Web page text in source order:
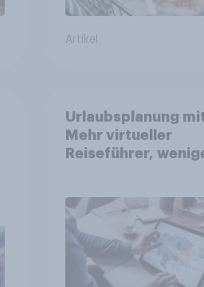
Artikel
Urlaubsplanung
Mehr virtueller
Reiseführer,